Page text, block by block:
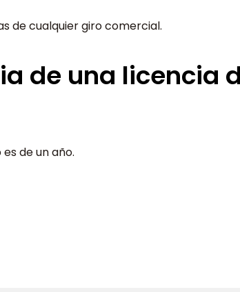
de cualquier giro comercial.
de una licencia
de un año.